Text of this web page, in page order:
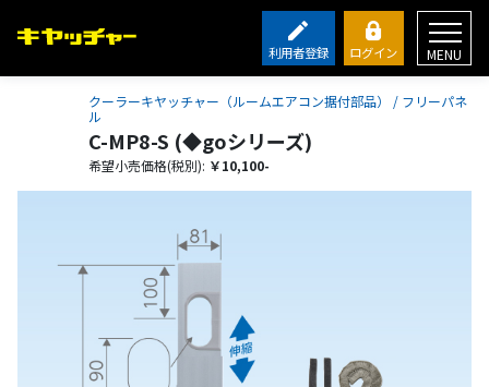
利用者登録 ログイン MENU
クーラーキヤッチャー（ルームエアコン据付部品） / フリーパネ
ル
C-MP8-S (◆goシリーズ)
希望小売価格(税別): ￥10,100-